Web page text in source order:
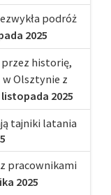
podróż
2025
historię,
Olsztynie z
listopada 2025
tajniki latania
pracownikami
2025